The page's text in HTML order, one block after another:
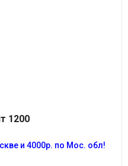
1200
и 4000р. по Мос. обл!